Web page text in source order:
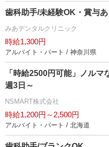
歯科助手/未経験OK・賞与あ
みあデンタルクリニック
時給1,300円
アルバイト・パート / 神奈川県
「時給2500円可能」ノルマ
週3日～
NSMART株式会社
時給1,200円～2,500円
アルバイト・パート / 北海道